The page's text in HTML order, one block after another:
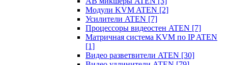
Модули KVM ATEN [2]
Усилители ATEN [7]
Процессоры видеостен ATEN [7]
Матричная система KVM по IP ATEN
[1]
Видео разветвители ATEN [30]